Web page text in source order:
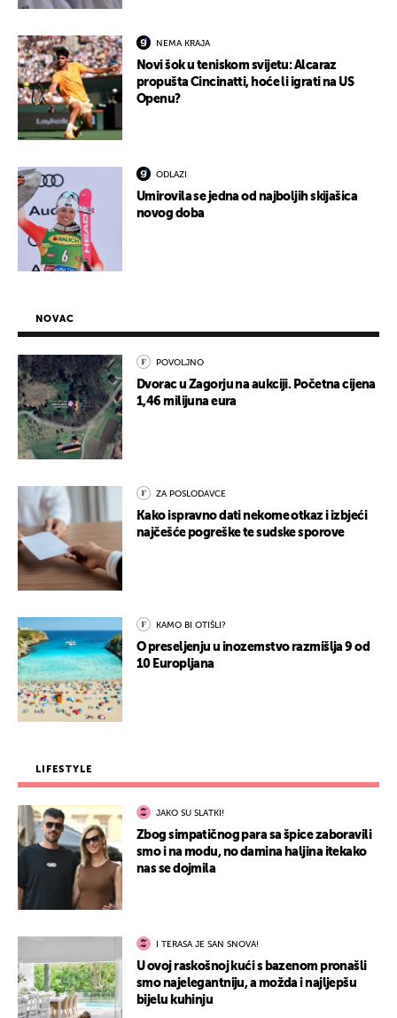
NEMA KRAJA
Novi šok u teniskom svijetu: Alcaraz
propušta Cincinatti, hoće li igrati na US
Openu?
ODLAZI
Umirovila se jedna od najboljih skijašica
novog doba
NOVAC
POVOLJNO
Dvorac u Zagorju na aukciji. Početna cijena
1,46 milijuna eura
ZA POSLODAVCE
Kako ispravno dati nekome otkaz i izbjeći
najčešće pogreške te sudske sporove
KAMO BI OTIŠLI?
O preseljenju u inozemstvo razmišlja 9 od
10 Europljana
LIFESTYLE
JAKO SU SLATKI!
Zbog simpatičnog para sa špice zaboravili
smo i na modu, no damina haljina itekako
nas se dojmila
I TERASA JE SAN SNOVA!
U ovoj raskošnoj kući s bazenom pronašli
smo najelegantniju, a možda i najljepšu
bijelu kuhinju